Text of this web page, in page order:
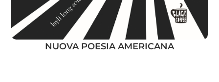
NUOVA POESIA AMERICANA